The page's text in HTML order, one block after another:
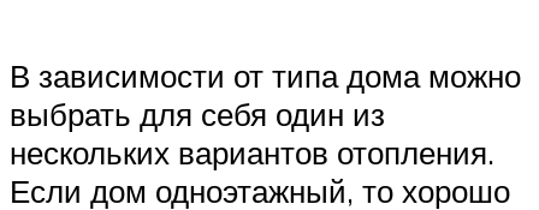
В зависимости от типа дома можно
выбрать для себя один из
нескольких вариантов отопления.
Если дом одноэтажный, то хорошо